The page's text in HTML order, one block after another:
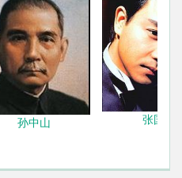
孙中山 张国荣